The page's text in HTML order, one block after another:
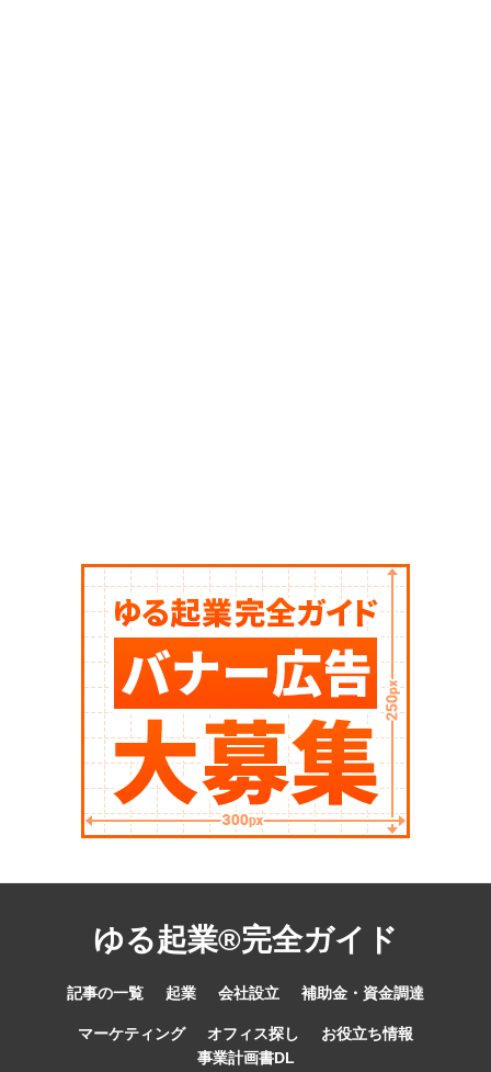
ゆる起業®完全ガイド
記事の一覧 起業 会社設立 補助金・資金調達
マーケティング オフィス探し
お役立ち情報
事業計画書DL